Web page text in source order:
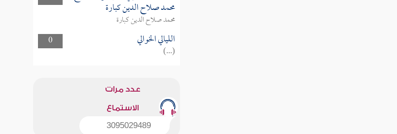
محمد صلاح الدين كبارة
محمد صلاح الدين كبارة
0
الليالي الخوالي
(...)
عدد مرات
الاستماع
3095029489